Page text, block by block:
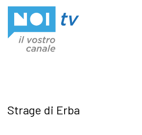
Strage di Erba